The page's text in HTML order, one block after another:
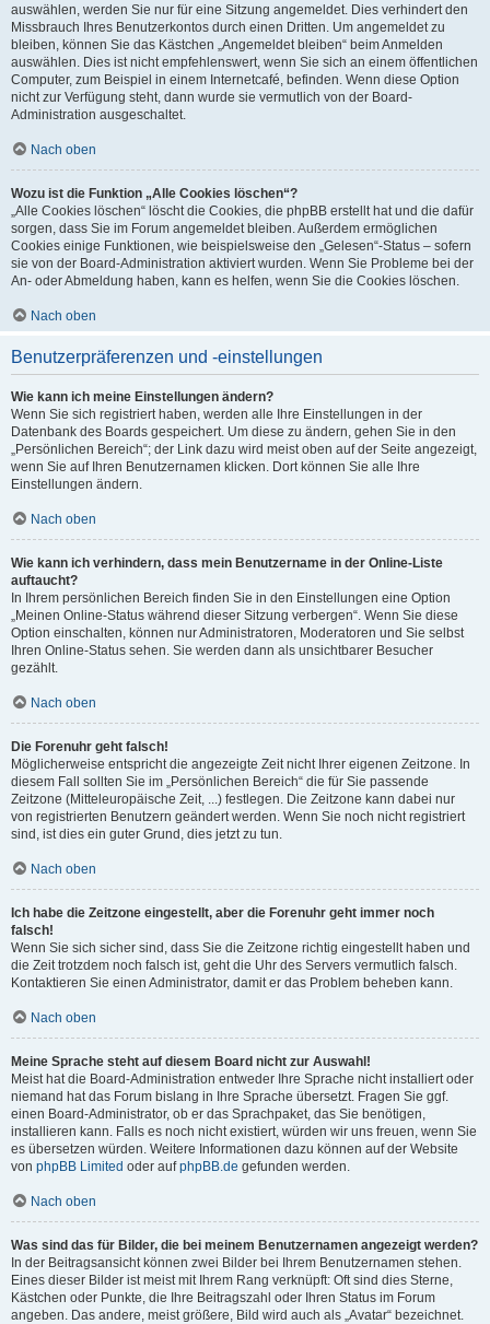
auswählen, werden Sie nur für eine Sitzung angemeldet. Dies verhindert den
Missbrauch Ihres Benutzerkontos durch einen Dritten. Um angemeldet zu
bleiben, können Sie das Kästchen „Angemeldet bleiben“ beim Anmelden
auswählen. Dies ist nicht empfehlenswert, wenn Sie sich an einem öffentlichen
Computer, zum Beispiel in einem Internetcafé, befinden. Wenn diese Option
nicht zur Verfügung steht, dann wurde sie vermutlich von der Board-
Administration ausgeschaltet.
Nach oben
Wozu ist die Funktion „Alle Cookies löschen“?
„Alle Cookies löschen“ löscht die Cookies, die phpBB erstellt hat und die dafür
sorgen, dass Sie im Forum angemeldet bleiben. Außerdem ermöglichen
Cookies einige Funktionen, wie beispielsweise den „Gelesen“-Status – sofern
sie von der Board-Administration aktiviert wurden. Wenn Sie Probleme bei der
An- oder Abmeldung haben, kann es helfen, wenn Sie die Cookies löschen.
Nach oben
Benutzerpräferenzen und -einstellungen
Wie kann ich meine Einstellungen ändern?
Wenn Sie sich registriert haben, werden alle Ihre Einstellungen in der
Datenbank des Boards gespeichert. Um diese zu ändern, gehen Sie in den
„Persönlichen Bereich“; der Link dazu wird meist oben auf der Seite angezeigt,
wenn Sie auf Ihren Benutzernamen klicken. Dort können Sie alle Ihre
Einstellungen ändern.
Nach oben
Wie kann ich verhindern, dass mein Benutzername in der Online-Liste
auftaucht?
In Ihrem persönlichen Bereich finden Sie in den Einstellungen eine Option
„Meinen Online-Status während dieser Sitzung verbergen“. Wenn Sie diese
Option einschalten, können nur Administratoren, Moderatoren und Sie selbst
Ihren Online-Status sehen. Sie werden dann als unsichtbarer Besucher
gezählt.
Nach oben
Die Forenuhr geht falsch!
Möglicherweise entspricht die angezeigte Zeit nicht Ihrer eigenen Zeitzone. In
diesem Fall sollten Sie im „Persönlichen Bereich“ die für Sie passende
Zeitzone (Mitteleuropäische Zeit, ...) festlegen. Die Zeitzone kann dabei nur
von registrierten Benutzern geändert werden. Wenn Sie noch nicht registriert
sind, ist dies ein guter Grund, dies jetzt zu tun.
Nach oben
Ich habe die Zeitzone eingestellt, aber die Forenuhr geht immer noch
falsch!
Wenn Sie sich sicher sind, dass Sie die Zeitzone richtig eingestellt haben und
die Zeit trotzdem noch falsch ist, geht die Uhr des Servers vermutlich falsch.
Kontaktieren Sie einen Administrator, damit er das Problem beheben kann.
Nach oben
Meine Sprache steht auf diesem Board nicht zur Auswahl!
Meist hat die Board-Administration entweder Ihre Sprache nicht installiert oder
niemand hat das Forum bislang in Ihre Sprache übersetzt. Fragen Sie ggf.
einen Board-Administrator, ob er das Sprachpaket, das Sie benötigen,
installieren kann. Falls es noch nicht existiert, würden wir uns freuen, wenn Sie
es übersetzen würden. Weitere Informationen dazu können auf der Website
von phpBB Limited oder aufphpBB.de gefunden werden.
Nach oben
Was sind das für Bilder, die bei meinem Benutzernamen angezeigt werden?
In der Beitragsansicht können zwei Bilder bei Ihrem Benutzernamen stehen.
Eines dieser Bilder ist meist mit Ihrem Rang verknüpft: Oft sind dies Sterne,
Kästchen oder Punkte, die Ihre Beitragszahl oder Ihren Status im Forum
angeben. Das andere, meist größere, Bild wird auch als „Avatar“ bezeichnet.